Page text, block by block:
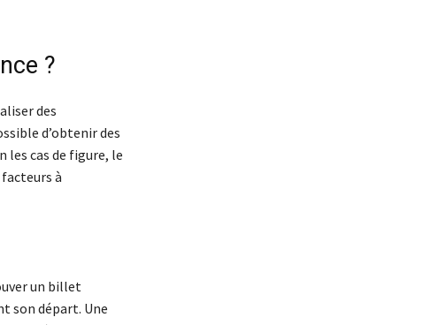
?
des
d’obtenir des
les cas de figure, le
à
un billet
son départ. Une